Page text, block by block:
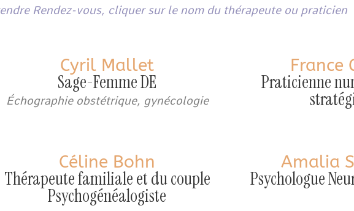
Rendez-vous, cliquer sur le nom du thérapeute ou praticien
Cyril Mallet
Sage-Femme DE
Échographie obstétrique, gynécologie
France
Praticienne
Céline Bohn
Thérapeute familiale et du couple
Psychogénéalogiste
Amalia
Psychologue